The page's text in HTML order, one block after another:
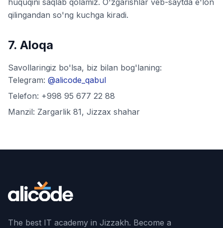
huquqini saqlab qolamiz. O'zgarishlar veb-saytda e'lon
qilingandan so'ng kuchga kiradi.
7. Aloqa
Savollaringiz bo'lsa, biz bilan bog'laning:
Telegram: @alicode_qabul
Telefon: +998 95 677 22 88
Manzil: Zargarlik 81, Jizzax shahar
The best IT academy in Jizzakh. Become a